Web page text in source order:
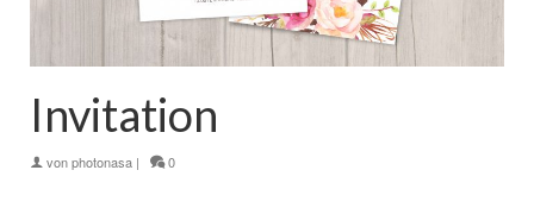
Invitation
vonphotonasa | 0